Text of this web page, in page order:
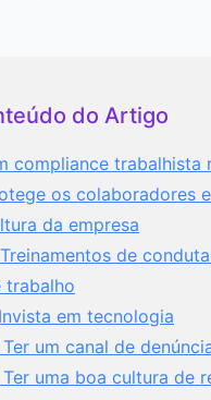
do Artigo
compliance trabalhista
os colaboradores
da empresa
de
trabalho
Invista em tecnologia
um canal de
uma boa cultura de